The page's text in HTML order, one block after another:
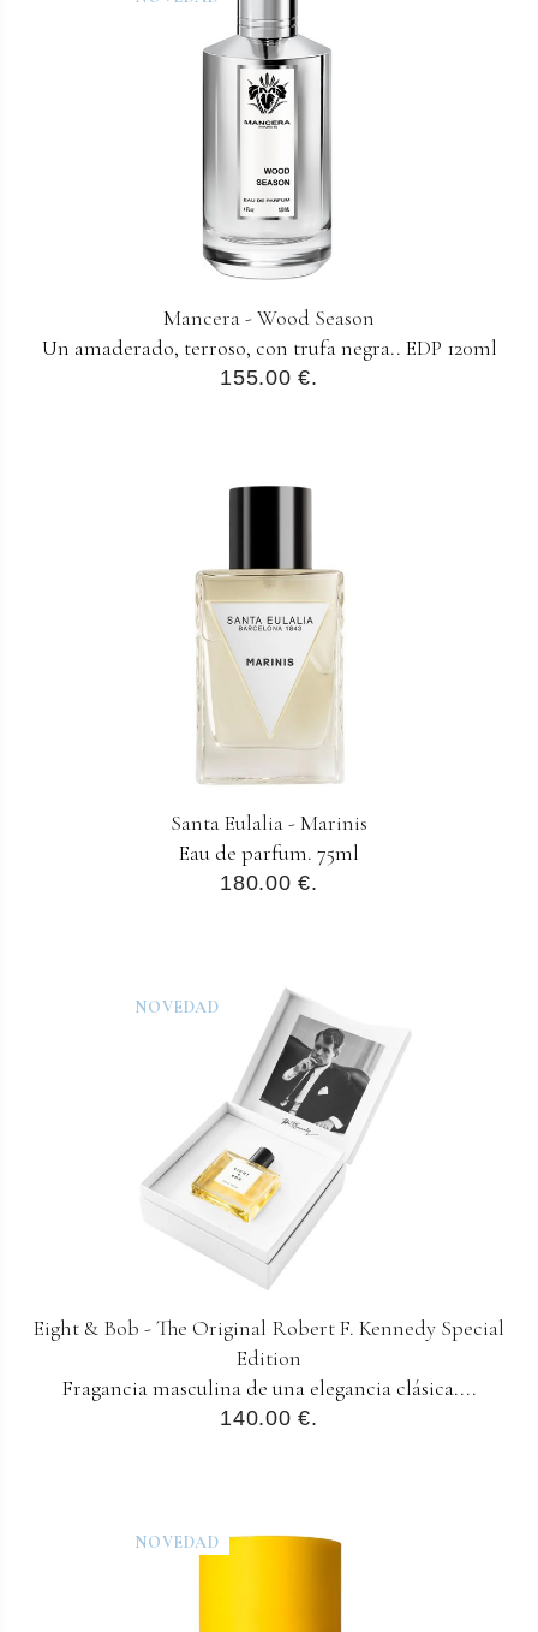
Mancera - Wood Season
Un amaderado, terroso, con trufa negra.. EDP 120ml
155.00 €.
Santa Eulalia - Marinis
Eau de parfum. 75ml
180.00 €.
NOVEDAD
Eight & Bob - The Original Robert F. Kennedy Special
Edition
Fragancia masculina de una elegancia clásica....
140.00 €.
NOVEDAD